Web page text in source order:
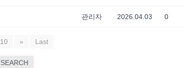
관리자 2026.04.03 0
10 » Last
SEARCH